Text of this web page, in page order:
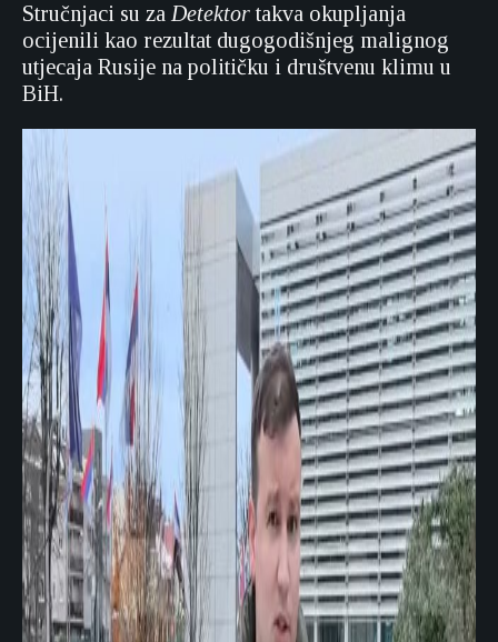
Stručnjaci su za Detektor takva okupljanja
ocijenili kao rezultat dugogodišnjeg malignog
utjecaja Rusije na političku i društvenu klimu u
BiH.